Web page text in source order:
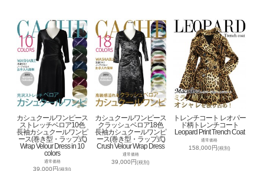
カシュクールワンピース
ストレッチベロア10色
長袖カシュクールワンピ
ース(巻き型・ラップ式)
Wrap Velour Dress in 10
colors
通常価格
39,000円(税別)
カシュクールワンピース
クラッシュベロア18色
長袖カシュクールワンピ
ース(巻き型・ラップ式)
Crush Velour Wrap Dress
通常価格
39,000円(税別)
トレンチコート レオパー
ド柄トレンチコート
Leopard Print Trench Coat
通常価格
158,000円(税別)